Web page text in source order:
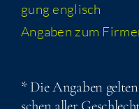
gung englisch
Anga­ben zum
* Die Anga­ben